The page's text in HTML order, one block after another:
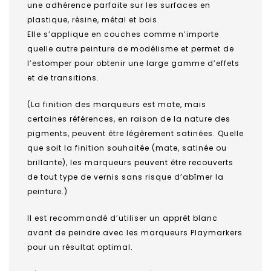
une adhérence parfaite sur les surfaces en
plastique, résine, métal et bois.
Elle s’applique en couches comme n’importe
quelle autre peinture de modélisme et permet de
l’estomper pour obtenir une large gamme d’effets
et de transitions.
(La finition des marqueurs est mate, mais
certaines références, en raison de la nature des
pigments, peuvent être légèrement satinées. Quelle
que soit la finition souhaitée (mate, satinée ou
brillante), les marqueurs peuvent être recouverts
de tout type de vernis sans risque d’abîmer la
peinture.)
Il est recommandé d’utiliser un apprêt blanc
avant de peindre avec les marqueurs Playmarkers
pour un résultat optimal.